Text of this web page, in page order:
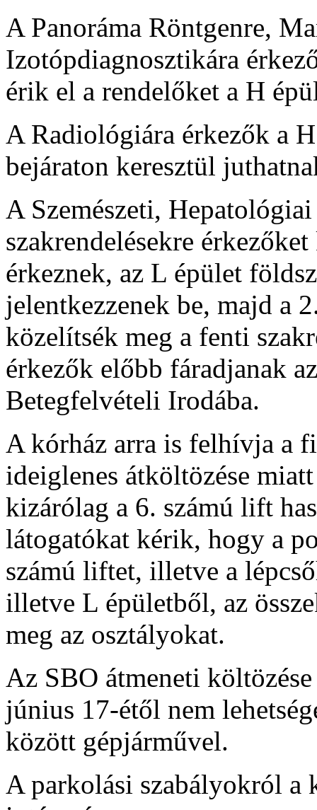
A Panoráma Röntgenre,
Izotópdiagnosztikára
érik el a rendelőket a H
A Radiológiára érkezők a
bejáraton keresztül
A Szemészeti,
szakrendelésekre
érkeznek, az L épület
jelentkezzenek be, majd a
közelítsék meg a fenti
érkezők előbb fáradjanak
Betegfelvételi Irodába.
A kórház arra is felhívja a
ideiglenes átköltözése
kizárólag a 6. számú lift
látogatókat kérik, hogy a
számú liftet, illetve a
illetve L épületből, az
meg az osztályokat.
Az SBO átmeneti
június 17-étől nem
között gépjárművel.
A parkolási szabályokról a